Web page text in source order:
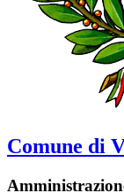
Comune di